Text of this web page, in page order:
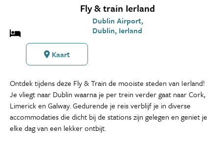
Fly & train Ierland
Dublin Airport,
Dublin, Ierland
Kaart
Ontdek tijdens deze Fly & Train de mooiste steden van Ierland!
Je vliegt naar Dublin waarna je per trein verder gaat naar Cork,
Limerick en Galway. Gedurende je reis verblijf je in diverse
accommodaties die dicht bij de stations zijn gelegen en geniet je
elke dag van een lekker ontbijt.